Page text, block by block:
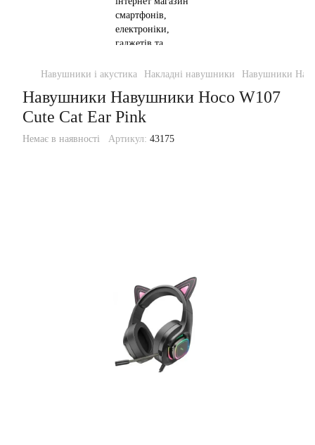
Навушники і акустика Накладні навушники Навушники
Навушники Навушники Hoco W107
Cute Cat Ear Pink
Немає в наявності Артикул: 43175